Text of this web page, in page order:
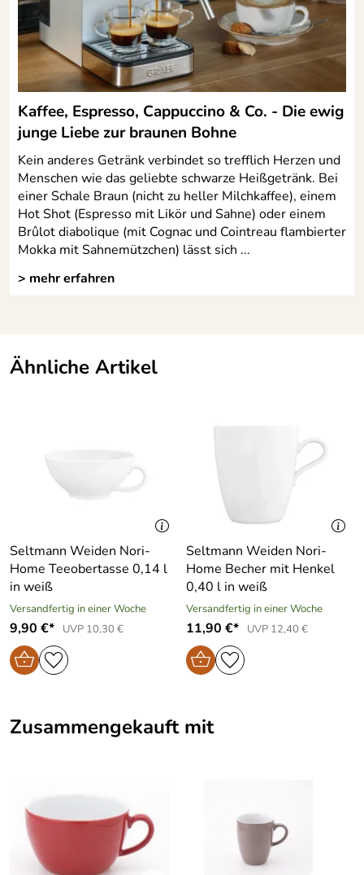
Hersteller: Porzellanmanufaktur Kahla/Thüringen GmbH,
Christian-Eckardt-Straße 38, 07768 Kahla,
service@kahlaporzellan.com
Bewertungsdatum: 11.12.2021
Kaffee, Espresso, Cappuccino & Co. - Die ewig
junge Liebe zur braunen Bohne
Kein anderes Getränk verbindet so trefflich Herzen und
Menschen wie das geliebte schwarze Heißgetränk. Bei
einer Schale Braun (nicht zu heller Milchkaffee), einem
Hot Shot (Espresso mit Likör und Sahne) oder einem
Brûlot diabolique (mit Cognac und Cointreau flambierter
Mokka mit Sahnemützchen) lässt sich ...
> mehr erfahren
Ähnliche Artikel
Seltmann Weiden Nori-
Home Teeobertasse 0,14 l
in weiß
Versandfertig in einer Woche
9,90 €* UVP 10,30 €
Seltmann Weiden Nori-
Home Becher mit Henkel
0,40 l in weiß
Versandfertig in einer Woche
11,90 €* UVP 12,40 €
Zusammengekauft mit